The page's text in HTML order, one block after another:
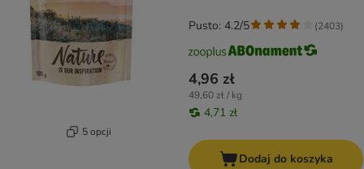
5 opcji
4,96 zł
49,60 zł / kg
4,71 zł
Pusto: 4.2/5 (2403)
Dodaj do koszyka